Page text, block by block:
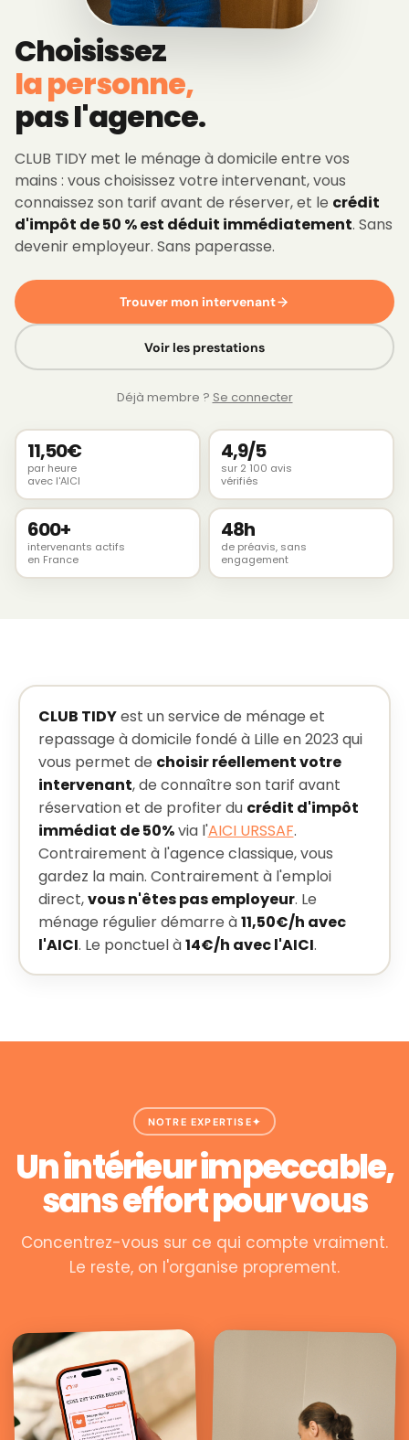
Choisissez
la personne,
pas l'agence.
CLUB TIDY met le ménage à domicile entre vos
mains : vous choisissez votre intervenant, vous
connaissez son tarif avant de réserver, et le crédit
d'impôt de 50 % est déduit immédiatement. Sans
devenir employeur. Sans paperasse.
Trouver mon intervenant
Voir les prestations
Déjà membre ? Se connecter
11,50€
par heure
avec l'AICI
4,9/5
sur 2 100 avis
vérifiés
600+
intervenants actifs
en France
48h
de préavis, sans
engagement
CLUB TIDYest un service de ménage et
repassage à domicile fondé à Lille en 2023 qui
vous permet de choisir réellement votre
intervenant, de connaître son tarif avant
réservation et de profiter du crédit d'impôt
immédiat de 50%via l'AICI URSSAF.
Contrairement à l'agence classique, vous
gardez la main. Contrairement à l'emploi
direct,vous n'êtes pas employeur. Le
ménage régulier démarre à11,50€/h avec
l'AICI. Le ponctuel à14€/h avec l'AICI.
NOTRE EXPERTISE
Un intérieur impeccable,
sans effort pour vous
Concentrez-vous sur ce qui compte vraiment.
Le reste, on l'organise proprement.